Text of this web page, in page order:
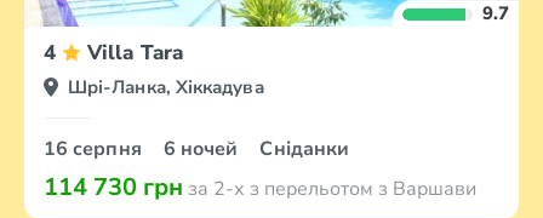
9.7
4 Villa Tara
Шрі-Ланка, Хіккадува
16 серпня 6 ночей Сніданки
114 730 грн за 2-х з перельотом з Варшави